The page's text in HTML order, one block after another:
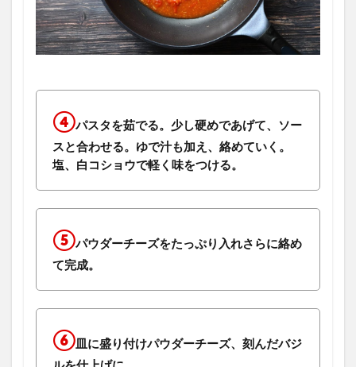
④パスタを茹でる。少し硬めであげて、ソー
スと合わせる。ゆで汁も加え、絡めていく。
塩、白コショウで軽く味をつける。
⑤パウダーチーズをたっぷり入れさらに絡め
て完成。
⑥皿に盛り付けパウダーチーズ、刻んだバジ